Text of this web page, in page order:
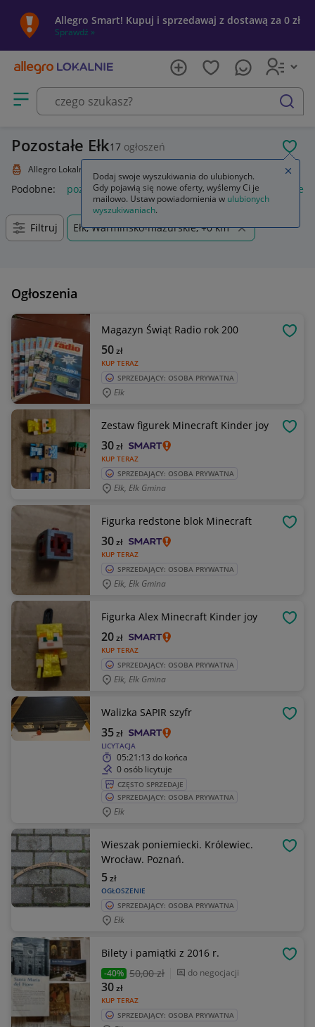
Allegro Smart! Kupuj i sprzedawaj z dostawą za 0 zł
Sprawdź »
Otwórz menu z kategoriami
szukaj
Pozostałe Ełk17 ogłoszeń
Allegro Lokalnie
Podobne: pozostałe łóżka pozostałe pozostałe miasta i
Filtruj Ełk, Warmińsko-mazurskie, +0 km
Ogłoszenia
Magazyn Świąt Radio rok 200
KUP TERAZ
50zł
SPRZEDAJĄCY: OSOBA PRYWATNA
Ełk
Zestaw figurek Minecraft Kinder joy
KUP TERAZ
30zł
SPRZEDAJĄCY: OSOBA PRYWATNA
Ełk, Ełk Gmina
Figurka redstone blok Minecraft
KUP TERAZ
30zł
SPRZEDAJĄCY: OSOBA PRYWATNA
Ełk, Ełk Gmina
Figurka Alex Minecraft Kinder joy
KUP TERAZ
20zł
SPRZEDAJĄCY: OSOBA PRYWATNA
Ełk, Ełk Gmina
Walizka SAPIR szyfr
LICYTACJA
35zł
05:21:13 do końca
0 osób licytuje
CZĘSTO SPRZEDAJE
SPRZEDAJĄCY: OSOBA PRYWATNA
Ełk
Wieszak poniemiecki. Królewiec.
Wrocław. Poznań.
OGŁOSZENIE
5zł
SPRZEDAJĄCY: OSOBA PRYWATNA
Ełk
Bilety i pamiątki z 2016 r.
-40% 50,00 zł do negocjacji
KUP TERAZ
30zł
SPRZEDAJĄCY: OSOBA PRYWATNA
Dodaj swoje wyszukiwania do ulubionych.
Gdy pojawią się nowe oferty, wyślemy Ci je
mailowo. Ustaw powiadomienia w ulubionych
wyszukiwaniach.